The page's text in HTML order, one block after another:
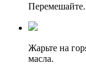
Жарьте на
масла.